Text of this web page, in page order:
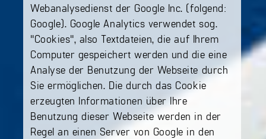
Webanalysedienst der Google Inc. (folgend:
Google). Google Analytics verwendet sog.
"Cookies", also Textdateien, die auf Ihrem
Computer gespeichert werden und die eine
Analyse der Benutzung der Webseite durch
Sie ermöglichen. Die durch das Cookie
erzeugten Informationen über Ihre
Benutzung dieser Webseite werden in der
Regel an einen Server von Google in den